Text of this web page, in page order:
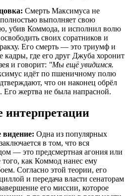
Смерть Максимуса не
выполняет свою
убив Коммода, и исполнил волю
своих соратников и
Его смерть — это триумф и
где его друг Джуба хоронит
и говорит: "Мы ещё увидимся.
идёт по пшеничному полю
что он наконец обрёл
жертва не была напрасной.
интерпретации
Одна из популярных
в том, что вся
— это предсмертная агония или
как Коммод нанес ему
Согласно этой теории, его
и передача власти сенаторам
его миссии, которое